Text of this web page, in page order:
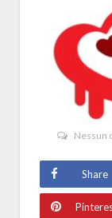
Nessun
Share